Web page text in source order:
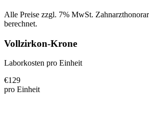
Alle Preise zzgl. 7% MwSt.
berechnet.
Vollzirkon-Krone
Laborkosten pro Einheit
€129
pro Einheit